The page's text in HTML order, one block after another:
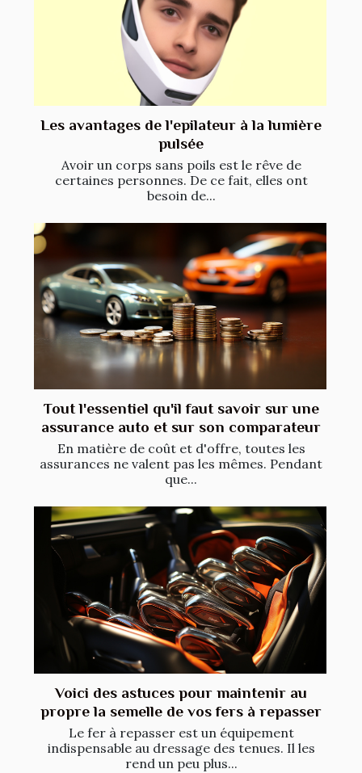
Les avantages de l'epilateur à la lumière
pulsée
Avoir un corps sans poils est le rêve de
certaines personnes. De ce fait, elles ont
besoin de...
Tout l'essentiel qu'il faut savoir sur une
assurance auto et sur son comparateur
En matière de coût et d'offre, toutes les
assurances ne valent pas les mêmes. Pendant
que...
Voici des astuces pour maintenir au
propre la semelle de vos fers à repasser
Le fer à repasser est un équipement
indispensable au dressage des tenues. Il les
rend un peu plus...